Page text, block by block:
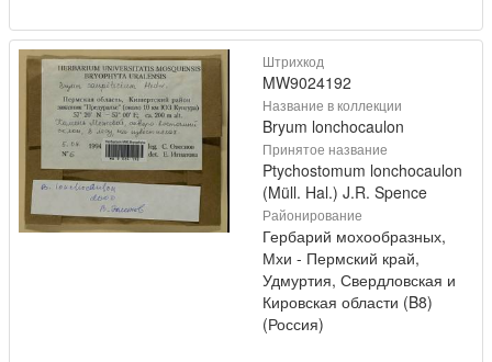
Штрихкод
MW9024192
Название в коллекции
Bryum lonchocaulon
Принятое название
Ptychostomum lonchocaulon
(Müll. Hal.) J.R. Spence
Районирование
Гербарий мохообразных,
Мхи - Пермский край,
Удмуртия, Свердловская и
Кировская области (B8)
(Россия)